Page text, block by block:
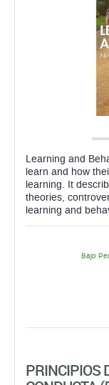
Learning and
learn and how
learning. It
theories,
learning and
Bajo
PRINCIPIOS